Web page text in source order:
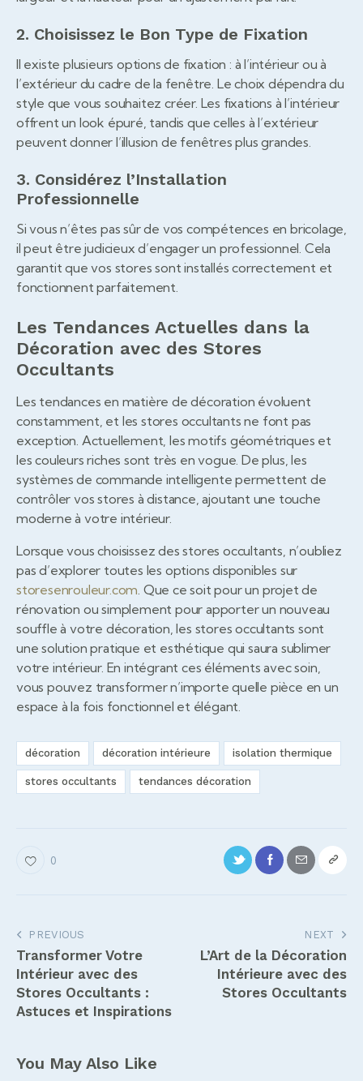
2. Choisissez le Bon Type de Fixation
Il existe plusieurs options de fixation : à l’intérieur ou à
l’extérieur du cadre de la fenêtre. Le choix dépendra du
style que vous souhaitez créer. Les fixations à l’intérieur
offrent un look épuré, tandis que celles à l’extérieur
peuvent donner l’illusion de fenêtres plus grandes.
3. Considérez l’Installation
Professionnelle
Si vous n’êtes pas sûr de vos compétences en bricolage,
il peut être judicieux d’engager un professionnel. Cela
garantit que vos stores sont installés correctement et
fonctionnent parfaitement.
Les Tendances Actuelles dans la
Décoration avec des Stores
Occultants
Les tendances en matière de décoration évoluent
constamment, et les stores occultants ne font pas
exception. Actuellement, les motifs géométriques et
les couleurs riches sont très en vogue. De plus, les
systèmes de commande intelligente permettent de
contrôler vos stores à distance, ajoutant une touche
moderne à votre intérieur.
Lorsque vous choisissez des stores occultants, n’oubliez
pas d’explorer toutes les options disponibles sur
storesenrouleur.com . Que ce soit pour un projet de
rénovation ou simplement pour apporter un nouveau
souffle à votre décoration, les stores occultants sont
une solution pratique et esthétique qui saura sublimer
votre intérieur. En intégrant ces éléments avec soin,
vous pouvez transformer n’importe quelle pièce en un
espace à la fois fonctionnel et élégant.
décoration décoration intérieure isolation thermique
stores occultants tendances décoration
0
Navigation
de
l’article
PREVIOUS
Transformer Votre
Intérieur avec des
Stores Occultants :
Astuces et Inspirations
NEXT
L’Art de la Décoration
Intérieure avec des
Stores Occultants
You May Also Like